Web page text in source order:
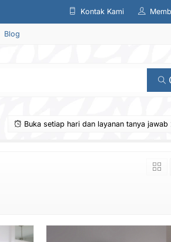
Kontak Kami
Blog
Buka setiap hari dan layanan tanya jawab